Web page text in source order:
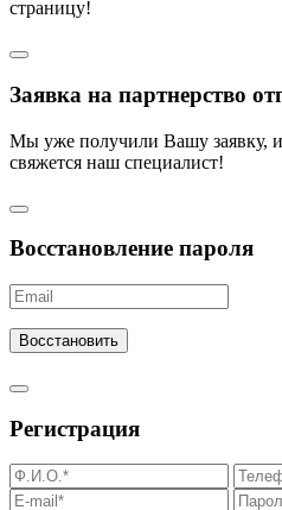
страницу!
Заявка на партнерство
Мы уже получили Вашу заявку,
свяжется наш специалист!
Восстановление пароля
Восстановить
Регистрация